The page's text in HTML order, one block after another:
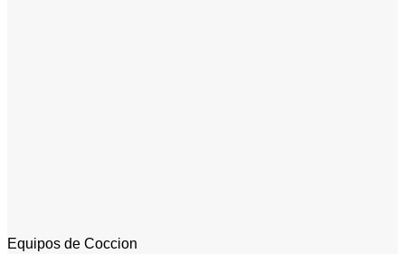
Equipos de Coccion